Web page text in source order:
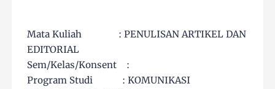
Mata Kuliah : PENULISAN ARTIKEL DAN
EDITORIAL
Sem/Kelas/Konsent :
Program Studi : KOMUNIKASI